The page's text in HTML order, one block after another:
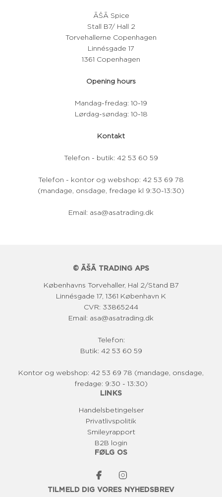
ĀŠĀ Spice
Stall B7/ Hall 2
Torvehallerne Copenhagen
Linnésgade 17
1361 Copenhagen
Opening hours
Mandag-fredag: 10-19
Lørdag-søndag: 10-18
Kontakt
Telefon - butik: 42 53 60 59
Telefon - kontor og webshop: 42 53 69 78
(mandage, onsdage, fredage kl 9:30-13:30)
Email: asa@asatrading.dk
© ĀŠĀ TRADING APS
Københavns Torvehaller, Hal 2/Stand B7
Linnésgade 17, 1361 København K
CVR: 33865244
Email: asa@asatrading.dk
Telefon:
Butik: 42 53 60 59
Kontor og webshop: 42 53 69 78 (mandage, onsdage,
fredage: 9:30 - 13:30)
LINKS
Handelsbetingelser
Privatlivspolitik
Smileyrapport
B2B login
FØLG OS
TILMELD DIG VORES NYHEDSBREV